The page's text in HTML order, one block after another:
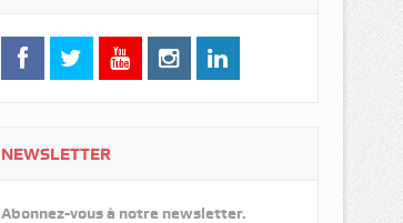
NEWSLETTER
Abonnez-vous à notre newsletter.